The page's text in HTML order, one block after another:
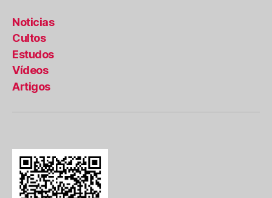
Noticias
Cultos
Estudos
Vídeos
Artigos